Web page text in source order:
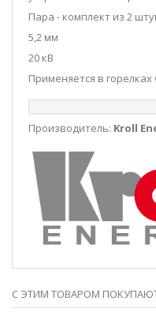
Пара - комплект из 2
5,2 мм
20 кВ
Применяется в горелках
Производитель: Kroll
С ЭТИМ ТОВАРОМ